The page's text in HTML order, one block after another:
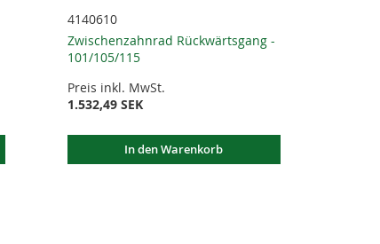
4140610
Zwischenzahnrad Rückwärtsgang -
101/105/115
Preis inkl. MwSt.
1.532,49 SEK
In den Warenkorb